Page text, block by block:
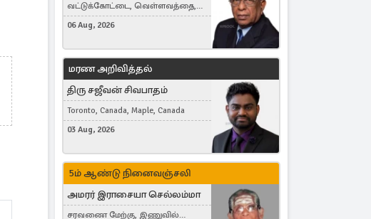
வட்டுக்கோட்டை, வெள்ளவத்தை,
Toronto, Canada
06 Aug, 2026
மரண அறிவித்தல்
திரு சஜீவன் சிவபாதம்
Toronto, Canada, Maple, Canada
03 Aug, 2026
5ம் ஆண்டு நினைவஞ்சலி
அமரர் இராசையா செல்லம்மா
சரவணை மேற்கு, இணுவில்